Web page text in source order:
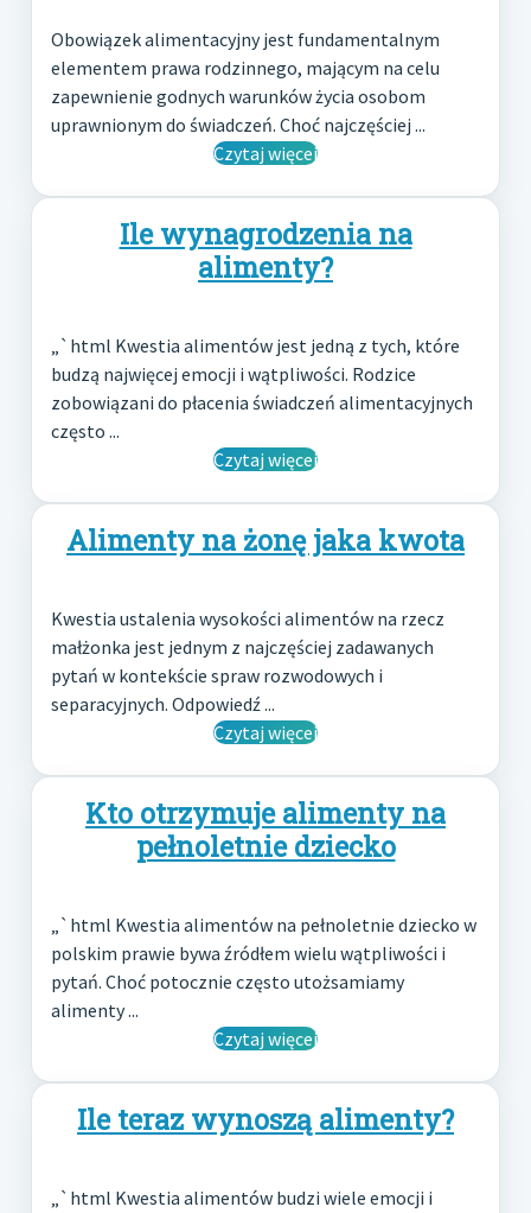
Obowiązek alimentacyjny jest fundamentalnym
elementem prawa rodzinnego, mającym na celu
zapewnienie godnych warunków życia osobom
uprawnionym do świadczeń. Choć najczęściej ...
Czytaj więcej
Ile wynagrodzenia na
alimenty?
„`html Kwestia alimentów jest jedną z tych, które
budzą najwięcej emocji i wątpliwości. Rodzice
zobowiązani do płacenia świadczeń alimentacyjnych
często ...
Czytaj więcej
Alimenty na żonę jaka kwota
Kwestia ustalenia wysokości alimentów na rzecz
małżonka jest jednym z najczęściej zadawanych
pytań w kontekście spraw rozwodowych i
separacyjnych. Odpowiedź ...
Czytaj więcej
Kto otrzymuje alimenty na
pełnoletnie dziecko
„`html Kwestia alimentów na pełnoletnie dziecko w
polskim prawie bywa źródłem wielu wątpliwości i
pytań. Choć potocznie często utożsamiamy
alimenty ...
Czytaj więcej
Ile teraz wynoszą alimenty?
„`html Kwestia alimentów budzi wiele emocji i